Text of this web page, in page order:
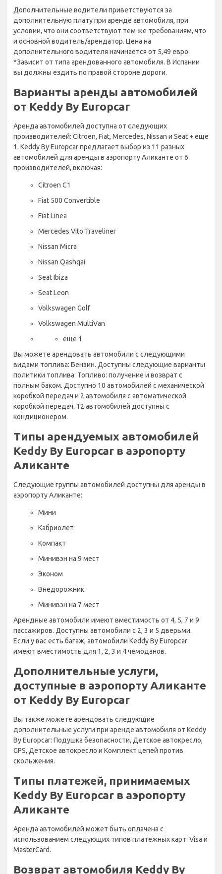
Дополнительные водители приветствуются за
дополнительную плату при аренде автомобиля, при
условии, что они соответствуют тем же требованиям, что
и основной водитель/арендатор. Цена на
дополнительного водителя начинается от 5,49 евро.
*Зависит от типа арендованного автомобиля. В Испании
вы должны ездить по правой стороне дороги.
Варианты аренды автомобилей
от Keddy By Europcar
Аренда автомобилей доступна от следующих
производителей: Citroen, Fiat, Mercedes, Nissan и Seat + еще
1. Keddy By Europcar предлагает выбор из 11 разных
автомобилей для аренды в аэропорту Аликанте от 6
производителей, включая:
Citroen C1
Fiat 500 Convertible
Fiat Linea
Mercedes Vito Traveliner
Nissan Micra
Nissan Qashqai
Seat Ibiza
Seat Leon
Volkswagen Golf
Volkswagen MultiVan
еще 1
Вы можете арендовать автомобили с следующими
видами топлива: Бензин. Доступны следующие варианты
политики топлива: Топливо: получение и возврат с
полным баком. Доступно 10 автомобилей с механической
коробкой передач и 2 автомобиля с автоматической
коробкой передач. 12 автомобилей доступны с
кондиционером.
Типы арендуемых автомобилей
Keddy By Europcar в аэропорту
Аликанте
Следующие группы автомобилей доступны для аренды в
аэропорту Аликанте:
Мини
Кабриолет
Компакт
Минивэн на 9 мест
Эконом
Внедорожник
Минивэн на 7 мест
Арендные автомобили имеют вместимость от 4, 5, 7 и 9
пассажиров. Доступны автомобили с 2, 3 и 5 дверьми.
Если у вас есть багаж, автомобили Keddy By Europcar
имеют вместимость для 1, 2, 3 и 4 чемоданов.
Дополнительные услуги,
доступные в аэропорту Аликанте
от Keddy By Europcar
Вы также можете арендовать следующие
дополнительные услуги при аренде автомобиля от Keddy
By Europcar: Подушка безопасности, Детское автокресло,
GPS, Детское автокресло и Комплект цепей против
скольжения.
Типы платежей, принимаемых
Keddy By Europcar в аэропорту
Аликанте
Аренда автомобилей может быть оплачена с
использованием следующих типов платежных карт: Visa и
MasterCard.
Возврат автомобиля Keddy By